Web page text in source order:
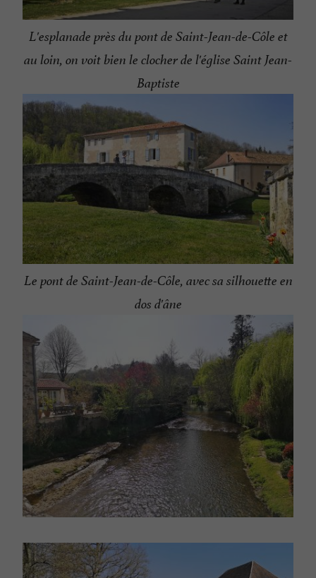
L'esplanade près du pont de Saint-Jean-de-Côle et
au loin, on voit bien le clocher de l'église Saint Jean-
Baptiste
Le pont de Saint-Jean-de-Côle, avec sa silhouette en
dos d'âne